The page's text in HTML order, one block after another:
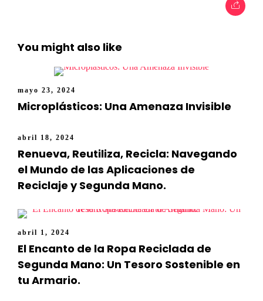
You might also like
mayo 23, 2024
Microplásticos: Una Amenaza Invisible
abril 18, 2024
Renueva, Reutiliza, Recicla: Navegando
el Mundo de las Aplicaciones de
Reciclaje y Segunda Mano.
abril 1, 2024
El Encanto de la Ropa Reciclada de
Segunda Mano: Un Tesoro Sostenible en
tu Armario.